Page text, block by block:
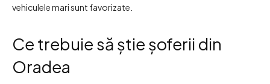
vehiculele mari sunt favorizate.
Ce trebuie să știe șoferii din
Oradea